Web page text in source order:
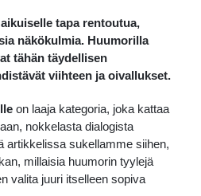
tapa rentoutua,
näkökulmia. Huumorilla
tähän täydellisen
viihteen ja oivallukset.
on laaja kategoria, joka kattaa
nokkelasta dialogista
artikkelissa sukellamme siihen,
millaisia huumorin tyylejä
valita juuri itselleen sopiva